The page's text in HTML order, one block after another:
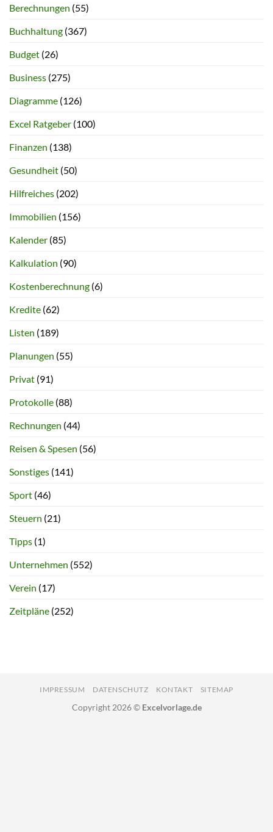
Berechnungen (55)
Buchhaltung (367)
Budget (26)
Business (275)
Diagramme (126)
Excel Ratgeber (100)
Finanzen (138)
Gesundheit (50)
Hilfreiches (202)
Immobilien (156)
Kalender (85)
Kalkulation (90)
Kostenberechnung (6)
Kredite (62)
Listen (189)
Planungen (55)
Privat (91)
Protokolle (88)
Rechnungen (44)
Reisen & Spesen (56)
Sonstiges (141)
Sport (46)
Steuern (21)
Tipps (1)
Unternehmen (552)
Verein (17)
Zeitpläne (252)
IMPRESSUM DATENSCHUTZ KONTAKT SITEMAP
Copyright 2026 © Excelvorlage.de